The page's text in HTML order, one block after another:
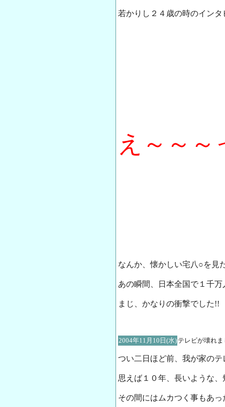
若かりし２４歳の時のイン
え～～～
なんか、懐かしい宅八○を見
あの瞬間、日本全国で１千
まじ、かなりの衝撃でした!!
2004年11月10日(水) テレビが壊れま
つい二日ほど前、我が家の
思えば１０年、長いような
その間にはムカつく事もあっ